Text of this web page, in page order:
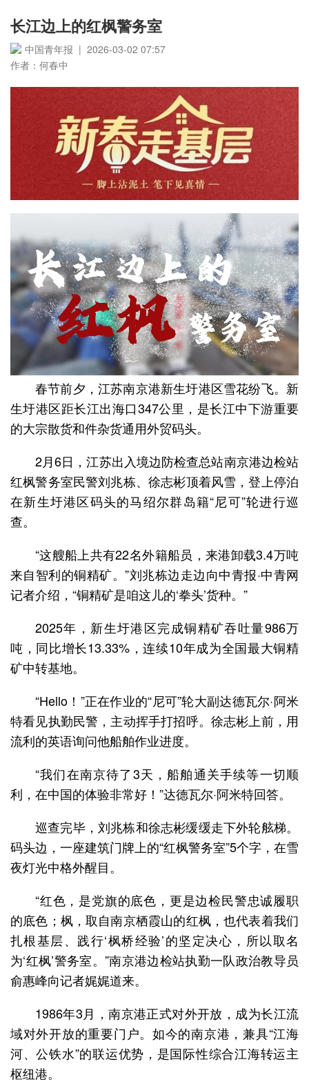
长江边上的红枫警务室
中国青年报 | 2026-03-02 07:57
作者：何春中
春节前夕，江苏南京港新生圩港区雪花纷飞。新
生圩港区距长江出海口347公里，是长江中下游重要
的大宗散货和件杂货通用外贸码头。
2月6日，江苏出入境边防检查总站南京港边检站
红枫警务室民警刘兆栋、徐志彬顶着风雪，登上停泊
在新生圩港区码头的马绍尔群岛籍“尼可”轮进行巡
查。
“这艘船上共有22名外籍船员，来港卸载3.4万吨
来自智利的铜精矿。”刘兆栋边走边向中青报·中青网
记者介绍，“铜精矿是咱这儿的‘拳头’货种。”
2025年，新生圩港区完成铜精矿吞吐量986万
吨，同比增长13.33%，连续10年成为全国最大铜精
矿中转基地。
“Hello！”正在作业的“尼可”轮大副达德瓦尔·阿米
特看见执勤民警，主动挥手打招呼。徐志彬上前，用
流利的英语询问他船舶作业进度。
“我们在南京待了3天，船舶通关手续等一切顺
利，在中国的体验非常好！”达德瓦尔·阿米特回答。
巡查完毕，刘兆栋和徐志彬缓缓走下外轮舷梯。
码头边，一座建筑门牌上的“红枫警务室”5个字，在雪
夜灯光中格外醒目。
“红色，是党旗的底色，更是边检民警忠诚履职
的底色；枫，取自南京栖霞山的红枫，也代表着我们
扎根基层、践行‘枫桥经验’的坚定决心，所以取名
为‘红枫’警务室。”南京港边检站执勤一队政治教导员
俞惠峰向记者娓娓道来。
1986年3月，南京港正式对外开放，成为长江流
域对外开放的重要门户。如今的南京港，兼具“江海
河、公铁水”的联运优势，是国际性综合江海转运主
枢纽港。